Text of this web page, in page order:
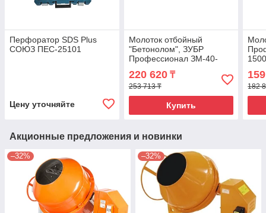
Перфоратор SDS Plus
СОЮЗ ПЕС-25101
Цену уточняйте
Молоток отбойный
"Бетонолом", ЗУБР
Профессионал ЗМ-40-
1700 К, HEX30, 40 Дж, 17
кг, 1400 уд/мин, 1700 Вт,
кейс
220 620₸
253 713 ₸
Купить
182
Акционные предложения и новинки
–32% –32%